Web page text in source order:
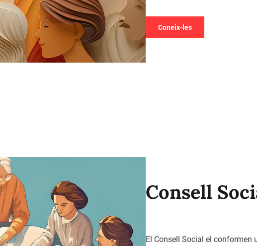
Coneix-les
Consell
El Consell Social el conformen